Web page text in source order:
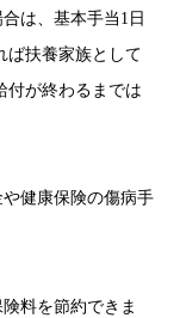
は、基本手当1日
ば扶養家族として
付が終わるまでは
健康保険の傷病手
料を節約できま